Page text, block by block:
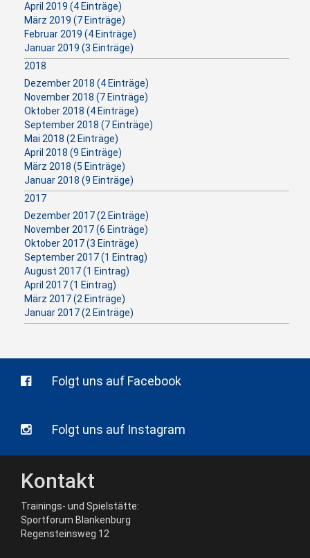
April 2019 (4 Einträge)
März 2019 (7 Einträge)
Februar 2019 (4 Einträge)
Januar 2019 (3 Einträge)
2018
Dezember 2018 (4 Einträge)
November 2018 (7 Einträge)
Oktober 2018 (4 Einträge)
September 2018 (7 Einträge)
Mai 2018 (2 Einträge)
April 2018 (9 Einträge)
März 2018 (5 Einträge)
Januar 2018 (9 Einträge)
2017
Dezember 2017 (2 Einträge)
November 2017 (6 Einträge)
Oktober 2017 (3 Einträge)
September 2017 (1 Eintrag)
August 2017 (1 Eintrag)
April 2017 (1 Eintrag)
März 2017 (2 Einträge)
Januar 2017 (2 Einträge)
Folgt uns auf Facebook
Folgt uns auf Instagram
Kontakt
Trainings- und Spielstätte:
Sportforum Blankenburg
Regensteinsweg 12